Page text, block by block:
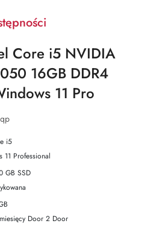
Core i5 NVIDIA
16GB DDR4
11 Pro
i5
11 Professional
GB SSD
Door 2 Door